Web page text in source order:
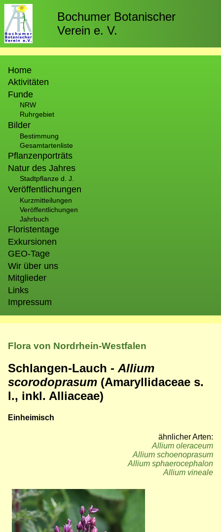
Direkt
zum
Inhalt
Bochumer Botanischer
Verein e. V.
Home
Aktivitäten
Funde
NRW
Ruhrgebiet
Bilder
Bestimmung
Gesamtartenliste
Pflanzenporträts
Natur des Jahres
Stadtpflanze d. J.
Veröffentlichungen
Kurzmitteilungen
Veröffentlichungen
Jahrbuch
Floristentage
Exkursionen
GEO-Tage
Wir über uns
Mitglieder
Links
Impressum
Flora von Nordrhein-Westfalen
Schlangen-Lauch - Allium
scorodoprasum (Amaryllidaceae s.
l., inkl. Alliaceae)
Einheimisch
ähnlicher Arten:
Allium oleraceum
Allium schoenoprasum
Allium sphaerocephalon
Allium vineale
Bild